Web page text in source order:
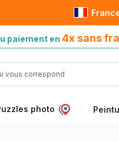
paiement en 4x sans
photo